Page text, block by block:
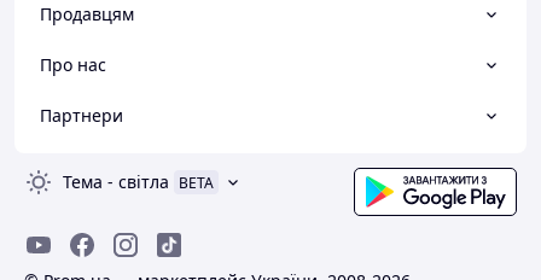
Продавцям
Про нас
Партнери
Тема - світла BETA